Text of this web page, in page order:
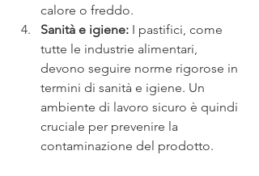
calore o freddo.
Sanità e igiene: I pastifici, come
tutte le industrie alimentari,
devono seguire norme rigorose in
termini di sanità e igiene. Un
ambiente di lavoro sicuro è quindi
cruciale per prevenire la
contaminazione del prodotto.